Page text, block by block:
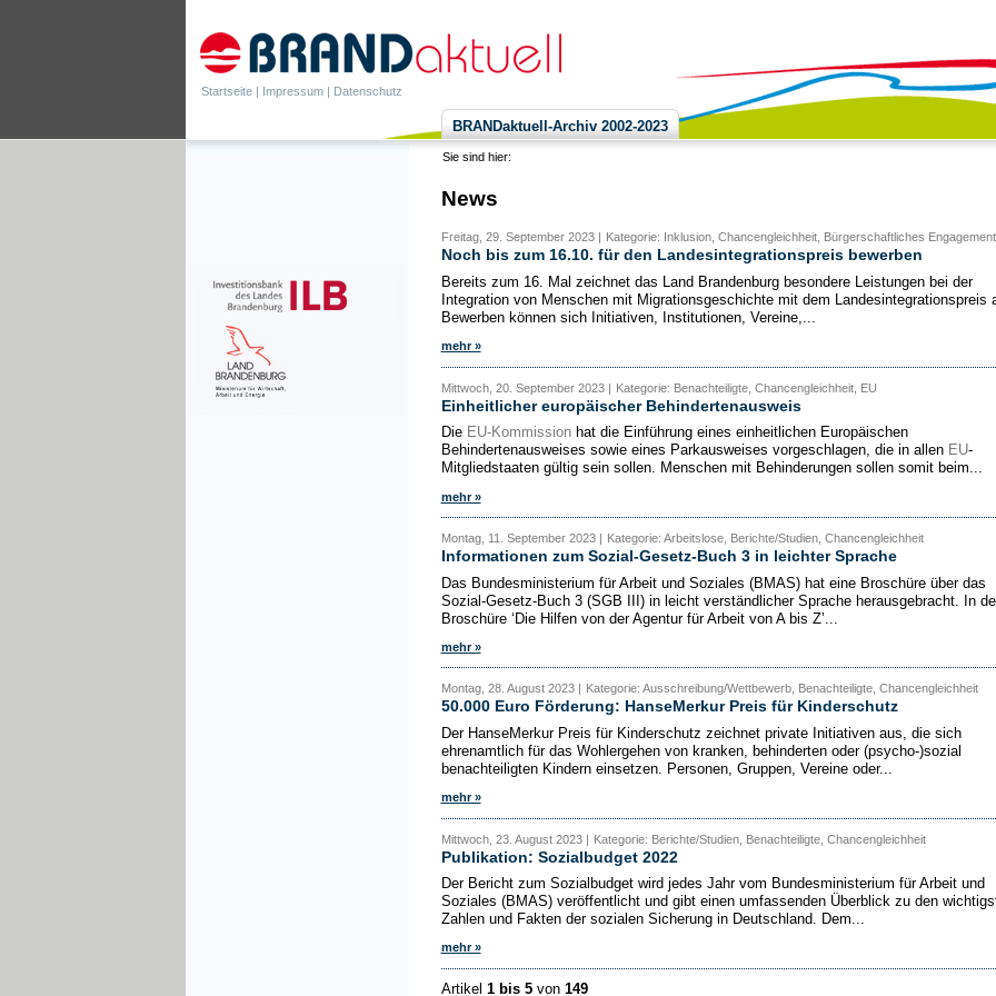
Startseite | Impressum | Datenschutz
BRANDaktuell-Archiv 2002-2023
Sie sind hier:
News
Freitag, 29. September 2023 | Kategorie: Inklusion, Chancengleichheit, Bürgerschaftliches Engagement
Noch bis zum 16.10. für den Landesintegrationspreis bewerben
Bereits zum 16. Mal zeichnet das Land Brandenburg besondere Leistungen bei der
Integration von Menschen mit Migrationsgeschichte mit dem Landesintegrationspreis
Bewerben können sich Initiativen, Institutionen, Vereine,...
mehr »
Mittwoch, 20. September 2023 | Kategorie: Benachteiligte, Chancengleichheit, EU
Einheitlicher europäischer Behindertenausweis
Die EU-Kommissionhat die Einführung eines einheitlichen Europäischen
Behindertenausweises sowie eines Parkausweises vorgeschlagen, die in allen EU-
Mitgliedstaaten gültig sein sollen. Menschen mit Behinderungen sollen somit beim...
mehr »
Montag, 11. September 2023 | Kategorie: Arbeitslose, Berichte/Studien, Chancengleichheit
Informationen zum Sozial-Gesetz-Buch 3 in leichter Sprache
Das Bundesministerium für Arbeit und Soziales (BMAS) hat eine Broschüre über das
Sozial-Gesetz-Buch 3 (SGB III) in leicht verständlicher Sprache herausgebracht. In
Broschüre ‘Die Hilfen von der Agentur für Arbeit von A bis Z’...
mehr »
Montag, 28. August 2023 | Kategorie: Ausschreibung/Wettbewerb, Benachteiligte, Chancengleichheit
50.000 Euro Förderung: HanseMerkur Preis für Kinderschutz
Der HanseMerkur Preis für Kinderschutz zeichnet private Initiativen aus, die sich
ehrenamtlich für das Wohlergehen von kranken, behinderten oder (psycho-)sozial
benachteiligten Kindern einsetzen. Personen, Gruppen, Vereine oder...
mehr »
Mittwoch, 23. August 2023 | Kategorie: Berichte/Studien, Benachteiligte, Chancengleichheit
Publikation: Sozialbudget 2022
Der Bericht zum Sozialbudget wird jedes Jahr vom Bundesministerium für Arbeit und
Soziales (BMAS) veröffentlicht und gibt einen umfassenden Überblick zu den
Zahlen und Fakten der sozialen Sicherung in Deutschland. Dem...
mehr »
Artikel 1 bis 5von 149